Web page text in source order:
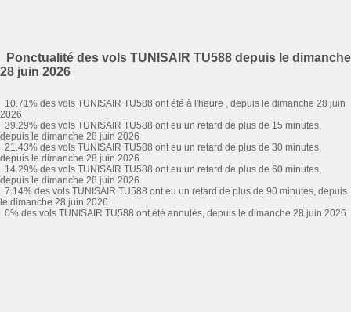
Ponctualité des vols TUNISAIR TU588 depuis le dimanche
28 juin 2026
10.71% des vols TUNISAIR TU588 ont été à l'heure , depuis le dimanche 28 juin
2026
39.29% des vols TUNISAIR TU588 ont eu un retard de plus de 15 minutes,
depuis le dimanche 28 juin 2026
21.43% des vols TUNISAIR TU588 ont eu un retard de plus de 30 minutes,
depuis le dimanche 28 juin 2026
14.29% des vols TUNISAIR TU588 ont eu un retard de plus de 60 minutes,
depuis le dimanche 28 juin 2026
7.14% des vols TUNISAIR TU588 ont eu un retard de plus de 90 minutes, depuis
le dimanche 28 juin 2026
0% des vols TUNISAIR TU588 ont été annulés, depuis le dimanche 28 juin 2026